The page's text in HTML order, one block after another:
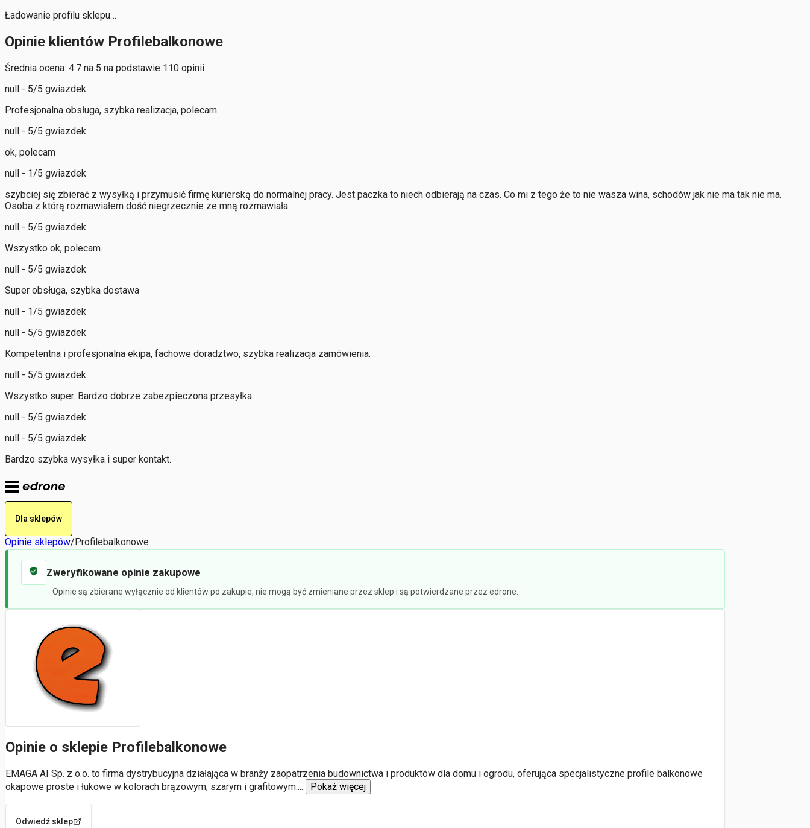
Ładowanie profilu sklepu…
Opinie klientów Profilebalkonowe
Średnia ocena: 4.7 na 5 na podstawie 110 opinii
null - 5/5 gwiazdek
Profesjonalna obsługa, szybka realizacja, polecam.
null - 5/5 gwiazdek
ok, polecam
null - 1/5 gwiazdek
szybciej się zbierać z wysyłką i przymusić firmę kurierską do normalnej pracy. Jest paczka to niech odbierają na czas. Co mi z tego że to nie wasza wina, schodów jak nie ma tak nie ma.
Osoba z którą rozmawiałem dość niegrzecznie ze mną rozmawiała
null - 5/5 gwiazdek
Wszystko ok, polecam.
null - 5/5 gwiazdek
Super obsługa, szybka dostawa
null - 1/5 gwiazdek
null - 5/5 gwiazdek
Kompetentna i profesjonalna ekipa, fachowe doradztwo, szybka realizacja zamówienia.
null - 5/5 gwiazdek
Wszystko super. Bardzo dobrze zabezpieczona przesyłka.
null - 5/5 gwiazdek
null - 5/5 gwiazdek
Bardzo szybka wysyłka i super kontakt.
Dla sklepów
Opinie sklepów/Profilebalkonowe
Zweryfikowane opinie zakupowe
Opinie są zbierane wyłącznie od klientów po zakupie, nie mogą być zmieniane przez sklep i są potwierdzane przez edrone.
Opinie o sklepie Profilebalkonowe
EMAGA AI Sp. z o.o. to firma dystrybucyjna działająca w branży zaopatrzenia budownictwa i produktów dla domu i ogrodu, oferująca specjalistyczne profile balkonowe
okapowe proste i łukowe w kolorach brązowym, szarym i grafitowym.... Pokaż więcej
Odwiedź sklep